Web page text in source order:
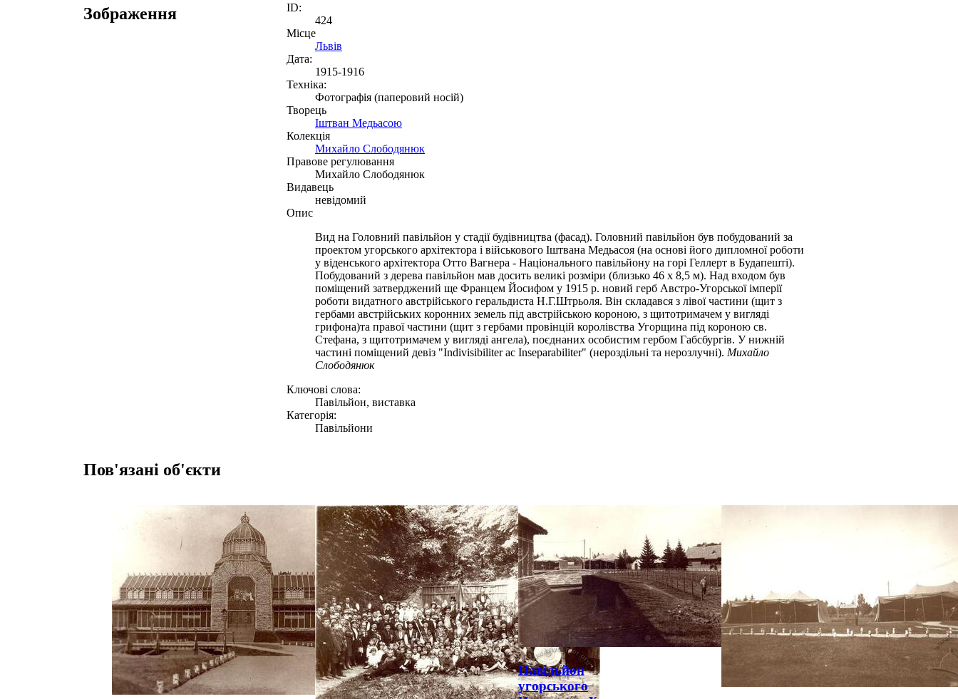
Зображення
ID:
424
Місце
Львів
Дата:
1915-1916
Техніка:
Фотографія (паперовий носій)
Творець
Іштван Медьасою
Колекція
Михайло Слободянюк
Правове регулювання
Михайло Слободянюк
Видавець
невідомий
Опис
Вид на Головний павільйон у стадії будівництва (фасад). Головний павільйон був побудований за
проектом угорського архітектора і військового Іштвана Медьасоя (на основі його дипломної роботи
у віденського архітектора Отто Вагнера - Національного павільйону на горі Геллерт в Будапешті).
Побудований з дерева павільйон мав досить великі розміри (близько 46 х 8,5 м). Над входом був
поміщений затверджений ще Францем Йосифом у 1915 р. новий герб Австро-Угорської імперії
роботи видатного австрійського геральдиста Н.Г.Штрьоля. Він складався з лівої частини (щит з
гербами австрійських коронних земель під австрійською короною, з щитотримачем у вигляді
грифона)та правої частини (щит з гербами провінцій королівства Угорщина під короною св.
Стефана, з щитотримачем у вигляді ангела), поєднаних особистим гербом Габсбургів. У нижній
частині поміщений девіз "Indivisibiliter ac Inseparabiliter" (нероздільні та нерозлучні). Михайло
Слободянюк
Ключові слова:
Павільйон, виставка
Категорія:
Павільйони
Пов'язані об'єкти
Павільйон
угорського